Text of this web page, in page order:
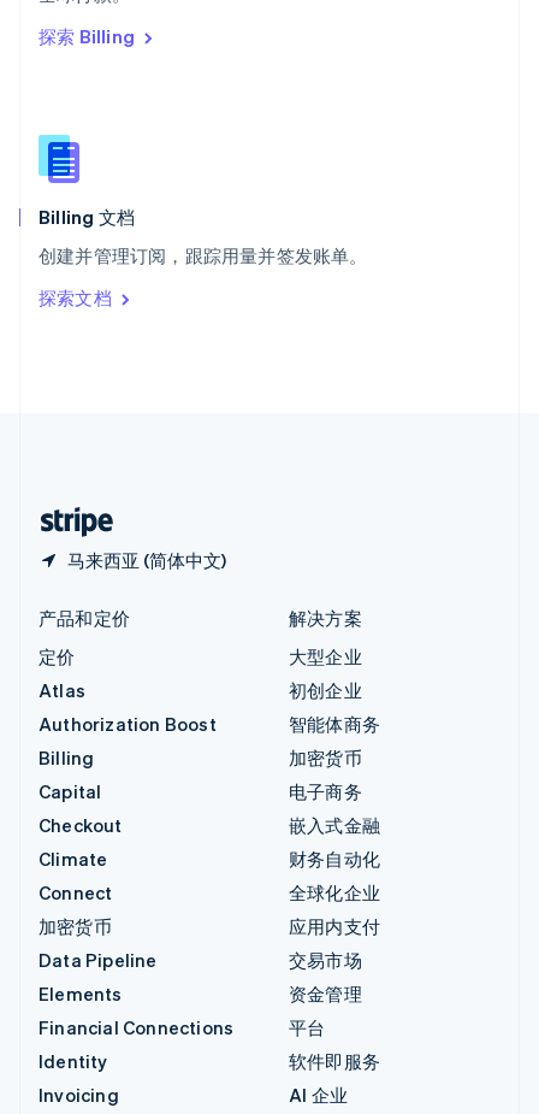
探索 Billing
Billing 文档
创建并管理订阅，跟踪用量并签发账单。
探索文档
马来西亚 (简体中文)
English
西班牙
新西兰
English
匈牙利
English
ItalianoEnglish
印度
English
产品和定价
定价
Atlas
Authorization Boost
Billing
Capital
Checkout
Climate
Connect
加密货币
Data Pipeline
Elements
Financial Connections
Identity
Invoicing
解决方案
大型企业
初创企业
智能体商务
加密货币
电子商务
嵌入式金融
财务自动化
全球化企业
应用内支付
交易市场
资金管理
平台
软件即服务
AI 企业